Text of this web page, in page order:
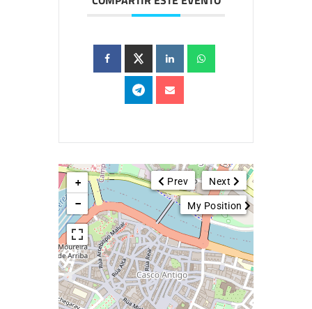
Next
Prev
My Position
+
−